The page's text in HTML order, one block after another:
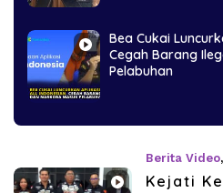
Bea Cukai
Cegah Barang
Pelabuhan
Berita Video,
Kejati